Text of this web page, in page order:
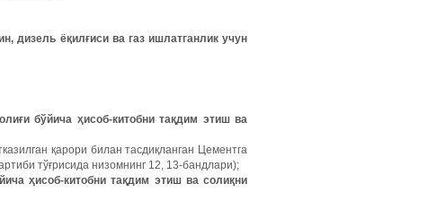
,дизель ёқилғиси ва газ ишлатганлик учун
бўйича ҳисоб-китобни тақдим этиш ва
қарори билан тасдиқланган Цементга
тўғрисида низомнинг 12, 13-бандлари);
ҳисоб-китобни тақдим этиш ва солиқни